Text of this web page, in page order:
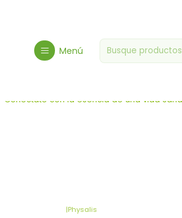
Menú
Conéctate con la esencia de una vida
|Physalis